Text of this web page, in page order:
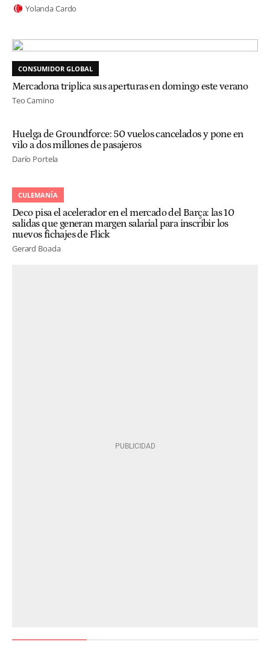
Yolanda Cardo
CONSUMIDOR GLOBAL
Mercadona triplica sus aperturas en domingo este verano
Teo Camino
Huelga de Groundforce: 50 vuelos cancelados y pone en
vilo a dos millones de pasajeros
Darío Portela
CULEMANÍA
Deco pisa el acelerador en el mercado del Barça: las 10
salidas que generan margen salarial para inscribir los
nuevos fichajes de Flick
Gerard Boada